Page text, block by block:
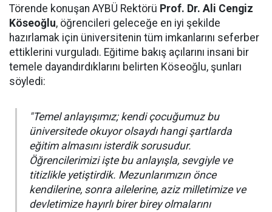
Törende konuşan AYBÜ Rektörü Prof. Dr. Ali Cengiz
Köseoğlu, öğrencileri geleceğe en iyi şekilde
hazırlamak için üniversitenin tüm imkanlarını seferber
ettiklerini vurguladı. Eğitime bakış açılarını insani bir
temele dayandırdıklarını belirten Köseoğlu, şunları
söyledi:
"Temel anlayışımız; kendi çocuğumuz bu
üniversitede okuyor olsaydı hangi şartlarda
eğitim almasını isterdik sorusudur.
Öğrencilerimizi işte bu anlayışla, sevgiyle ve
titizlikle yetiştirdik. Mezunlarımızın önce
kendilerine, sonra ailelerine, aziz milletimize ve
devletimize hayırlı birer birey olmalarını